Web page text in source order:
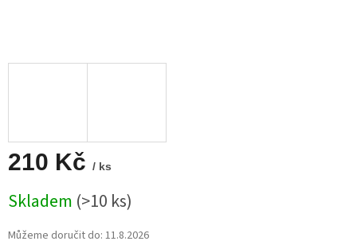
210 Kč / ks
cena:
Skladem (>10 ks)
Můžeme doručit do: 11.8.2026